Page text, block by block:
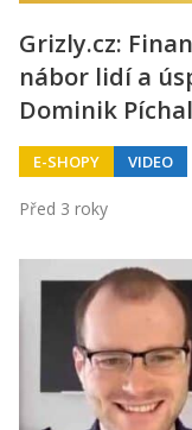
Grizly.cz:
nábor lidí a
Dominik Píchal
E-SHOPY VIDEO
Před 3 roky